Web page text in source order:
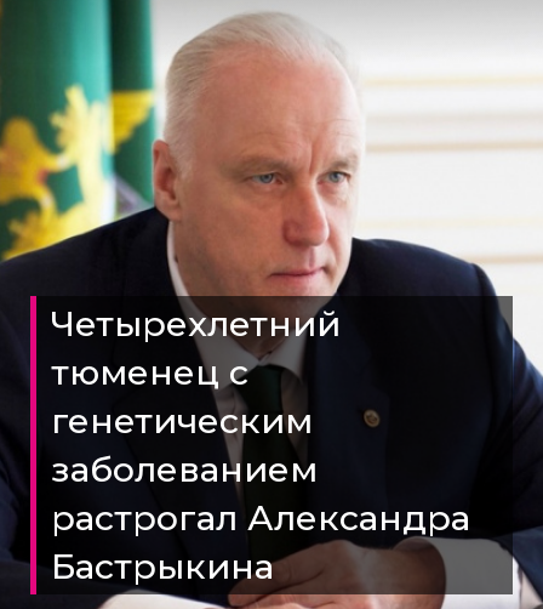
Четырехлетний
тюменец с
генетическим
заболеванием
растрогал Александра
Бастрыкина